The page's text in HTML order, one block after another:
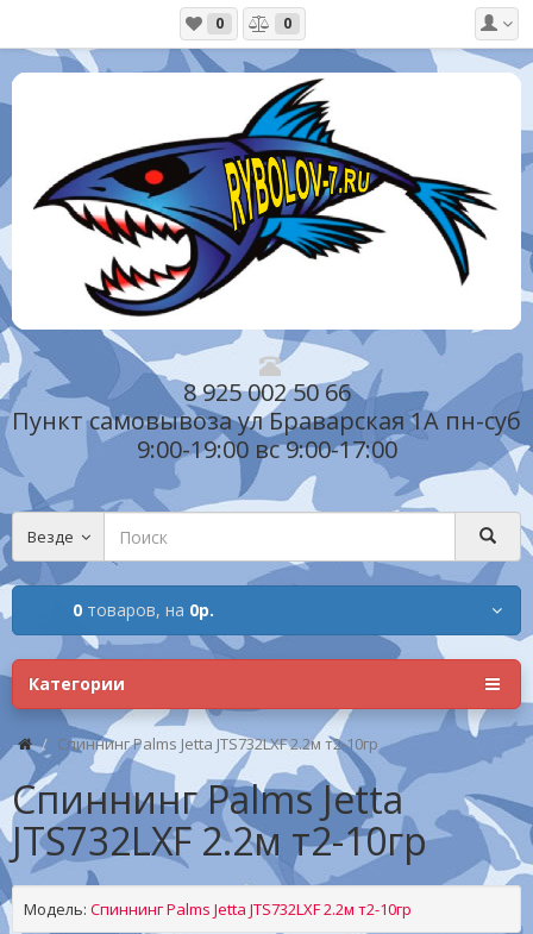
0 0
8 925 002 50 66
Пункт самовывоза ул Браварская 1А пн-суб
9:00-19:00 вс 9:00-17:00
Везде
0 товаров, на 0р.
Категории
Спиннинг Palms Jetta JTS732LXF 2.2м т2-10гр
Спиннинг Palms Jetta
JTS732LXF 2.2м т2-10гр
Модель: Спиннинг Palms Jetta JTS732LXF 2.2м т2-10гр